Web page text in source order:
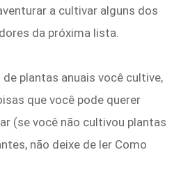
a cultivar alguns dos
da próxima lista.
plantas anuais você cultive,
que você pode querer
(se você não cultivou plantas
não deixe de ler Como